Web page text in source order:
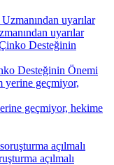
uyarılar
Desteğinin Önemi
geçmiyor, hekime
açılmalı